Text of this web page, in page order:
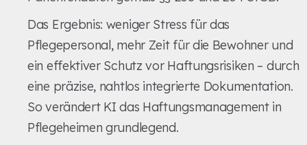
Das Ergebnis: weniger Stress für das
Pflegepersonal, mehr Zeit für die Bewohner und
ein effektiver Schutz vor Haftungsrisiken – durch
eine präzise, nahtlos integrierte Dokumentation.
So verändert KI das Haftungsmanagement in
Pflegeheimen grundlegend.